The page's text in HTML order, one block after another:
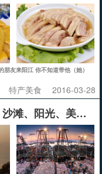
友来阳江 你不知道带他（她）
特产美食 2016-03-28
滩、阳光、美食的